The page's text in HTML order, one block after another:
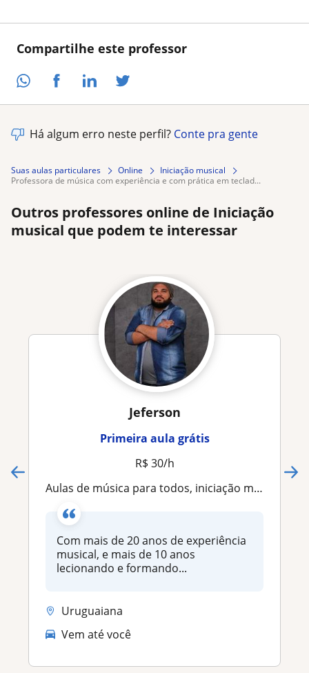
Compartilhe este professor
Há algum erro neste perfil? Conte pra gente
Suas aulas particulares Online
Iniciação musical
professora de música com experiência e com prática em teclad...
Outros professores online de Iniciação
musical que podem te interessar
Jeferson
Primeira aula grátis
R$ 30/h
Aulas de música para todos, iniciação musical e instrumentos de corda
Com mais de 20 anos de experiência
musical, e mais de 10 anos
lecionando e formando...
Uruguaiana
Vem até você